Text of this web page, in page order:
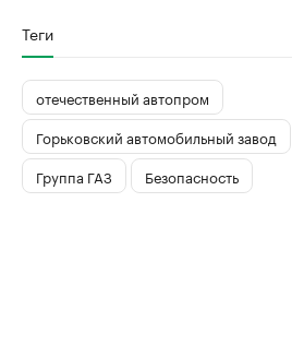
Теги
отечественный автопром
Горьковский автомобильный завод
Группа ГАЗ
Безопасность